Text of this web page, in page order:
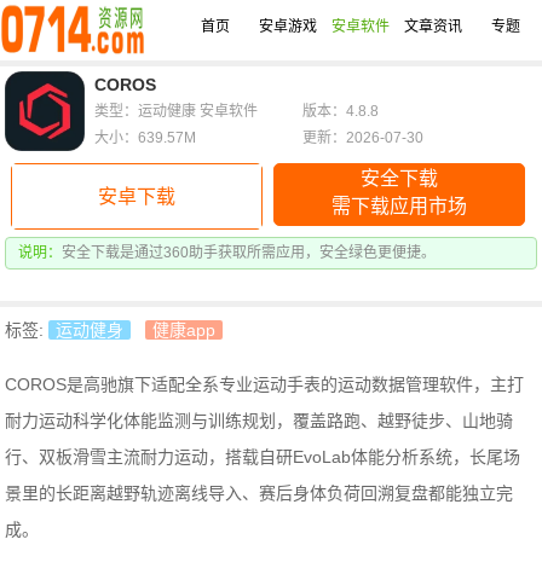
首页 安卓游戏 安卓软件 文章资讯 专题
COROS
安卓下载
安全下载
需下载应用市场
说明： 安全下载是通过360助手获取所需应用，安全绿色更便捷。
类型：运动健康 安卓软件
版本：4.8.8
大小：639.57M
更新：2026-07-30
标签: 运动健身 健康app
COROS是高驰旗下适配全系专业运动手表的运动数据管理软件，主打
耐力运动科学化体能监测与训练规划，覆盖路跑、越野徒步、山地骑
行、双板滑雪主流耐力运动，搭载自研EvoLab体能分析系统，长尾场
景里的长距离越野轨迹离线导入、赛后身体负荷回溯复盘都能独立完
成。